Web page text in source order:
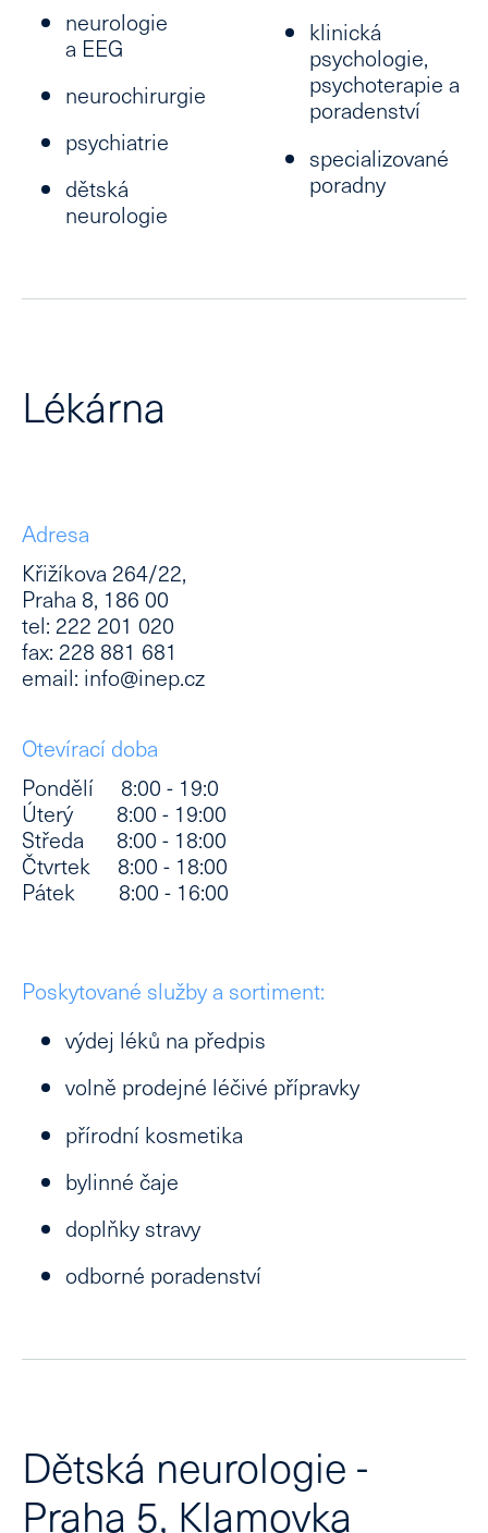
neurologie
a EEG
neurochirurgie
psychiatrie
dětská
neurologie
klinická
psychologie,
psychoterapie a
poradenství
specializované
poradny
Lékárna
Adresa
Křižíkova 264/22,
Praha 8, 186 00
tel: 222 201 020
fax: 228 881 681
email: info@inep.cz
Otevírací doba
Pondělí 8:00 - 19:0
Úterý 8:00 - 19:00
Středa 8:00 - 18:00
Čtvrtek 8:00 - 18:00
Pátek 8:00 - 16:00
Poskytované služby a sortiment:
výdej léků na předpis
volně prodejné léčivé přípravky
přírodní kosmetika
bylinné čaje
doplňky stravy
odborné poradenství
Dětská neurologie -
Praha 5, Klamovka